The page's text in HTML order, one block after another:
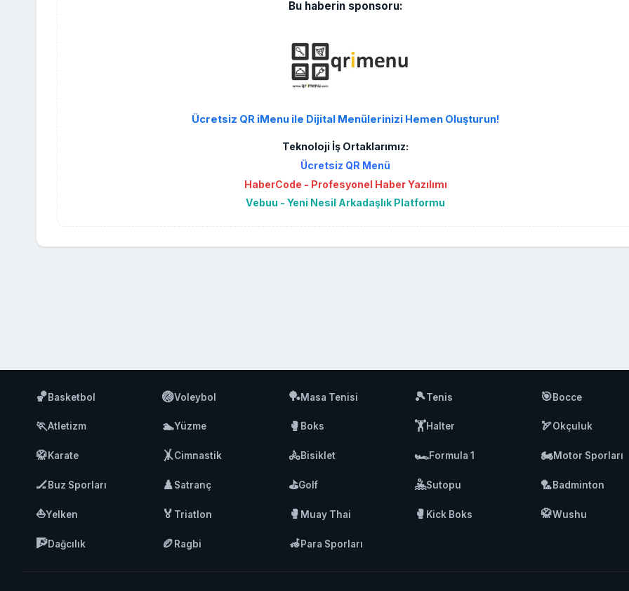
Bu haberin sponsoru:
Ücretsiz QR iMenu ile Dijital Menülerinizi Hemen Oluşturun!
Teknoloji İş Ortaklarımız:
Ücretsiz QR Menü
HaberCode - Profesyonel Haber Yazılımı
Vebuu - Yeni Nesil Arkadaşlık Platformu
🏀Basketbol 🏐Voleybol 🏓Masa Tenisi 🎾Tenis 🎯Bocce
🏃Atletizm 🏊Yüzme 🥊 Boks 🏋️Halter 🏹Okçuluk
🥋Karate 🤸Cimnastik 🚴Bisiklet 🏎️Formula 1 🏍️Motor Sporları
🏒Buz Sporları ♟️Satranç ⛳Golf 🤽Sutopu 🏸Badminton
⛵Yelken 🏅 Triatlon 🥊 Muay Thai 🥊 Kick Boks 🥋Wushu
🧗Dağcılık 🏉 Ragbi 🦽Para Sporları